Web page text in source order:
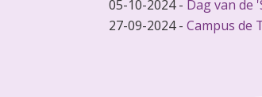
05-10-2024- Dag van de
27-09-2024- Campus de